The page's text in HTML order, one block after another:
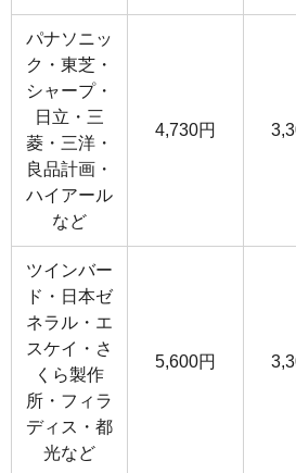
パナソニッ
ク・東芝・
シャープ・
日立・三
菱・三洋・
良品計画・
ハイアール
など
4,730円
ツインバー
ド・日本ゼ
ネラル・エ
スケイ・さ
くら製作
所・フィラ
ディス・都
光など
5,600円